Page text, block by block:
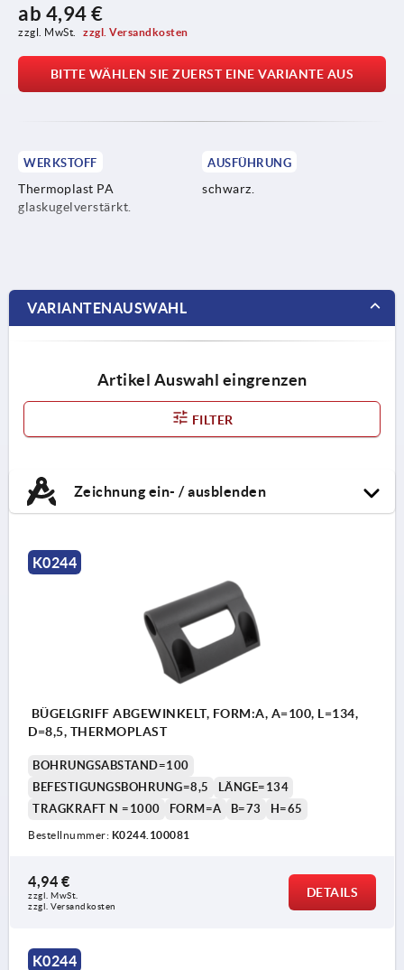
ab 4,94 €
zzgl. MwSt. zzgl. Versandkosten
BITTE WÄHLEN SIE ZUERST EINE VARIANTE AUS
WERKSTOFF
Thermoplast PA
glaskugelverstärkt.
AUSFÜHRUNG
schwarz.
VARIANTENAUSWAHL
Artikel Auswahl eingrenzen
FILTER
Zeichnung ein- / ausblenden
K0244
BÜGELGRIFF ABGEWINKELT, FORM:A, A=100, L=134,
D=8,5, THERMOPLAST
BOHRUNGSABSTAND=100
BEFESTIGUNGSBOHRUNG=8,5
LÄNGE=134
TRAGKRAFT N =1000
FORM=A B=73 H=65
Bestellnummer: K0244.100081
4,94 €
zzgl. MwSt.
zzgl. Versandkosten
DETAILS
K0244